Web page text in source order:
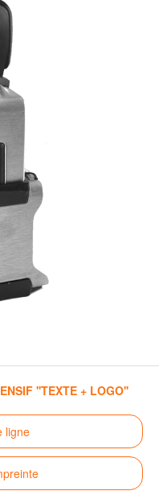
''TEXTE + LOGO''
ligne